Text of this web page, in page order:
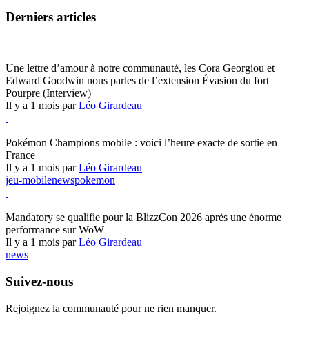
Derniers articles
Une lettre d’amour à notre communauté, les Cora Georgiou et
Edward Goodwin nous parles de l’extension Évasion du fort
Pourpre (Interview)
Il y a 1 mois parLéo Girardeau
Pokémon Champions mobile : voici l’heure exacte de sortie en
France
Il y a 1 mois parLéo Girardeau
jeu-mobilenewspokemon
Mandatory se qualifie pour la BlizzCon 2026 après une énorme
performance sur WoW
Il y a 1 mois parLéo Girardeau
news
Suivez-nous
Rejoignez la communauté pour ne rien manquer.